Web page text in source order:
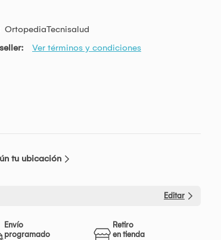
OrtopediaTecnisalud
Ver términos y condiciones
tu ubicación
Editar
Envío
programado
Retiro
en tienda